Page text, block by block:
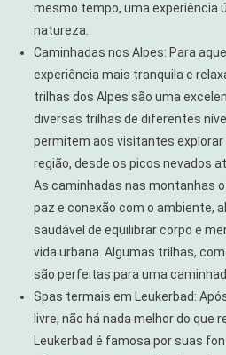
mesmo tempo, uma experiência
natureza.
Caminhadas nos Alpes: Para
experiência mais tranquila e
trilhas dos Alpes são uma
diversas trilhas de diferentes
permitem aos visitantes
região, desde os picos nevados
As caminhadas nas montanhas
paz e conexão com o ambiente,
saudável de equilibrar corpo e
vida urbana. Algumas trilhas,
são perfeitas para uma
Spas termais em Leukerbad:
livre, não há nada melhor do que
Leukerbad é famosa por suas